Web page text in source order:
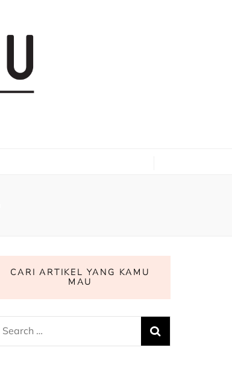
CARI ARTIKEL YANG KAMU
MAU
Search
for: